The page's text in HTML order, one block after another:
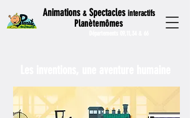
Animations &Spectaclesinteractifs
Planètemômes